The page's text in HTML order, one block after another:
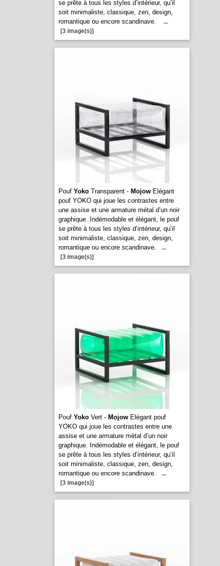
se prête à tous les styles d’intérieur, qu’il
soit minimaliste, classique, zen, design,
romantique ou encore scandinave.
...
[3 image(s)]
Pouf YokoTransparent - MojowElégant
pouf YOKO qui joue les contrastes entre
une assise et une armature métal d’un noir
graphique. Indémodable et élégant, le pouf
se prête à tous les styles d’intérieur, qu’il
soit minimaliste, classique, zen, design,
romantique ou encore scandinave.
...
[3 image(s)]
Pouf YokoVert - MojowElégant pouf
YOKO qui joue les contrastes entre une
assise et une armature métal d’un noir
graphique. Indémodable et élégant, le pouf
se prête à tous les styles d’intérieur, qu’il
soit minimaliste, classique, zen, design,
romantique ou encore scandinave.
...
[3 image(s)]